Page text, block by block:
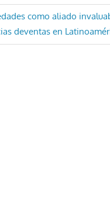
como aliado
deventas en